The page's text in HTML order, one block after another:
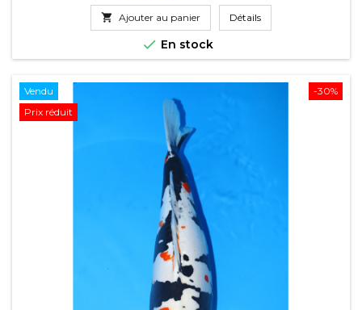
de
base
 Ajouter au panier Détails
 En stock
-30%
Vendu
Prix réduit